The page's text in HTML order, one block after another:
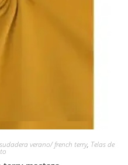
sudadera verano/ french terry, Telas de